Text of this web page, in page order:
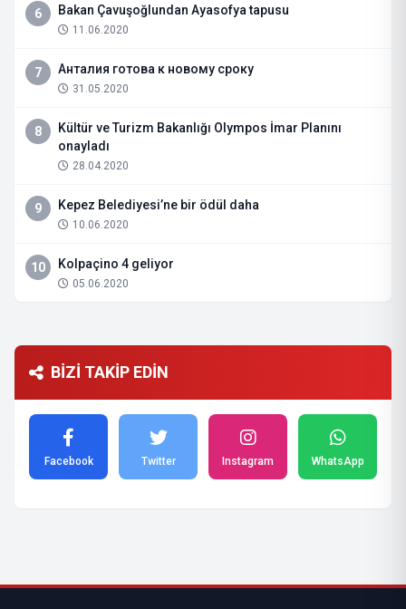
6 Bakan Çavuşoğlundan Ayasofya tapusu
11.06.2020
7 Анталия готова к новому сроку
31.05.2020
8
Kültür ve Turizm Bakanlığı Olympos İmar Planını
onayladı
28.04.2020
9 Kepez Belediyesi’ne bir ödül daha
10.06.2020
10 Kolpaçino 4 geliyor
05.06.2020
BİZİ TAKİP EDİN
Facebook Twitter Instagram WhatsApp